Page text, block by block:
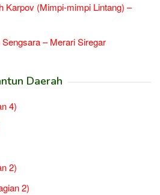
Karpov (Mimpi-mimpi Lintang) –
– Merari Siregar
Daerah
4)
2)
2)